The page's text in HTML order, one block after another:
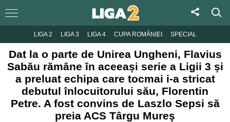
LIGA 2 LIGA 3 LIGA 4 CUPA ROMÂNIEI SPECIAL
Dat la o parte de Unirea Ungheni, Flavius
Sabău rămâne în aceeași serie a Ligii 3 și
a preluat echipa care tocmai i-a stricat
debutul înlocuitorului său, Florentin
Petre. A fost convins de Laszlo Sepsi să
preia ACS Târgu Mureş